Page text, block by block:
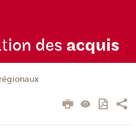
ion des acquis